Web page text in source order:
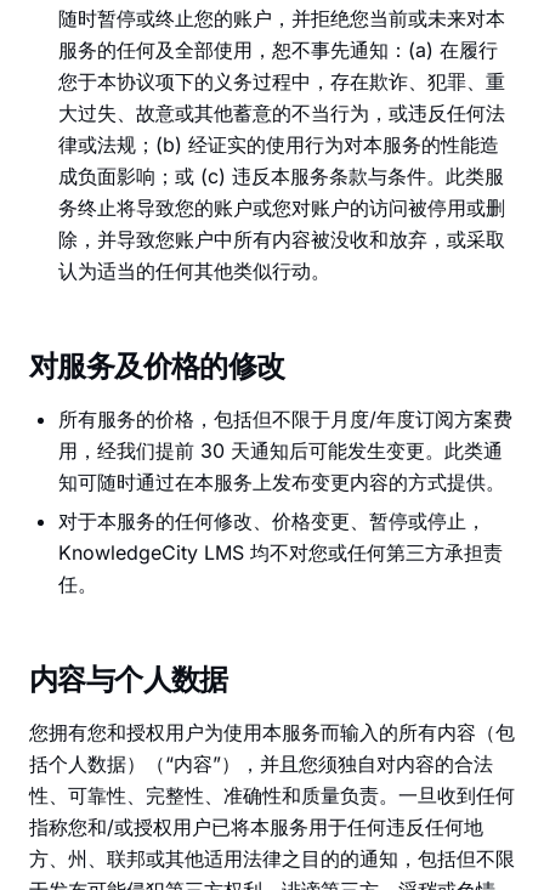
随时暂停或终止您的账户，并拒绝您当前或未来对本
服务的任何及全部使用，恕不事先通知：(a) 在履行
您于本协议项下的义务过程中，存在欺诈、犯罪、重
大过失、故意或其他蓄意的不当行为，或违反任何法
律或法规；(b) 经证实的使用行为对本服务的性能造
成负面影响；或 (c) 违反本服务条款与条件。此类服
务终止将导致您的账户或您对账户的访问被停用或删
除，并导致您账户中所有内容被没收和放弃，或采取
认为适当的任何其他类似行动。
对服务及价格的修改
所有服务的价格，包括但不限于月度/年度订阅方案费
用，经我们提前 30 天通知后可能发生变更。此类通
知可随时通过在本服务上发布变更内容的方式提供。
对于本服务的任何修改、价格变更、暂停或停止，
KnowledgeCity LMS 均不对您或任何第三方承担责
任。
内容与个人数据
您拥有您和授权用户为使用本服务而输入的所有内容（包
括个人数据）（“内容”），并且您须独自对内容的合法
性、可靠性、完整性、准确性和质量负责。一旦收到任何
指称您和/或授权用户已将本服务用于任何违反任何地
方、州、联邦或其他适用法律之目的的通知，包括但不限